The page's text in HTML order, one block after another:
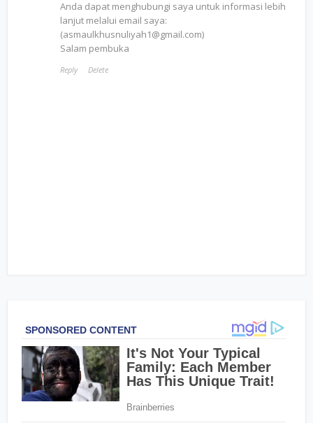
Anda dapat menghubungi saya untuk informasi lebih
lanjut melalui email saya:
(asmaulkhusnuliyah1@gmail.com)
Salam pembuka
Reply Delete